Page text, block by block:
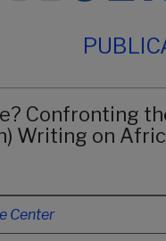
Confronting
Writing on
Center